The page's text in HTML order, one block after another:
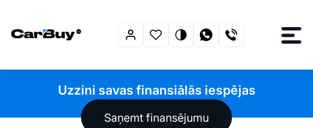
Uzzini savas finansiālās iespējas
Saņemt finansējumu